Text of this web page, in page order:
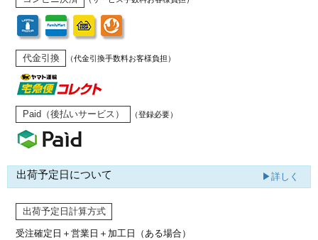
代金引換 （代金引換手数料お客様負担）
Paid（後払いサービス） （登録必要）
出荷予定日について ▶詳しく
出荷予定日計算方式
受注確定日＋営業日＋加工日（ある場合）